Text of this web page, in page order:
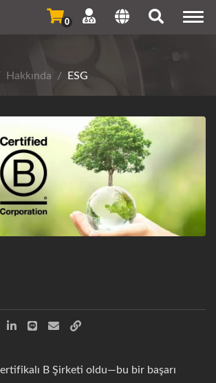
0
Hakkında / ESG
B Şirketi oldu—bu bir başarı